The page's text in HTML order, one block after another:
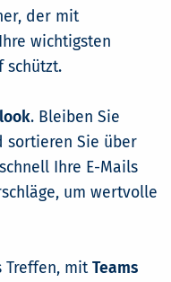
der mit
wichtigsten
schützt.
. Bleiben Sie
sortieren Sie über
Ihre E-Mails
um wertvolle
Treffen, mitTeams